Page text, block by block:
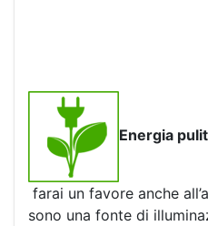
Energia
farai un favore anche
sono una fonte di